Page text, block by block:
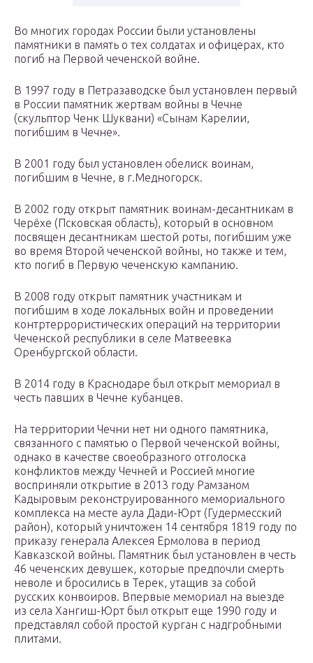
Во многих городах России были установлены
памятники в память о тех солдатах и офицерах, кто
погиб на Первой чеченской войне.
В 1997 году в Петразаводске был установлен первый
в России памятник жертвам войны в Чечне
(скульптор Ченк Шуквани) «Сынам Карелии,
погибшим в Чечне».
В 2001 году был установлен обелиск воинам,
погибшим в Чечне, в г.Медногорск.
В 2002 году открыт памятник воинам-десантникам в
Черёхе (Псковская область), который в основном
посвящен десантникам шестой роты, погибшим уже
во время Второй чеченской войны, но также и тем,
кто погиб в Первую чеченскую кампанию.
В 2008 году открыт памятник участникам и
погибшим в ходе локальных войн и проведении
контртеррористических операций на территории
Чеченской республики в селе Матвеевка
Оренбургской области.
В 2014 году в Краснодаре был открыт мемориал в
честь павших в Чечне кубанцев.
На территории Чечни нет ни одного памятника,
связанного с памятью о Первой чеченской войны,
однако в качестве своеобразного отголоска
конфликтов между Чечней и Россией многие
восприняли открытие в 2013 году Рамзаном
Кадыровым реконструированного мемориального
комплекса на месте аула Дади-Юрт (Гудермесский
район), который уничтожен 14 сентября 1819 году по
приказу генерала Алексея Ермолова в период
Кавказской войны. Памятник был установлен в честь
46 чеченских девушек, которые предпочли смерть
неволе и бросились в Терек, утащив за собой
русских конвоиров. Впервые мемориал на выезде
из села Хангиш-Юрт был открыт еще 1990 году и
представлял собой простой курган с надгробными
плитами.